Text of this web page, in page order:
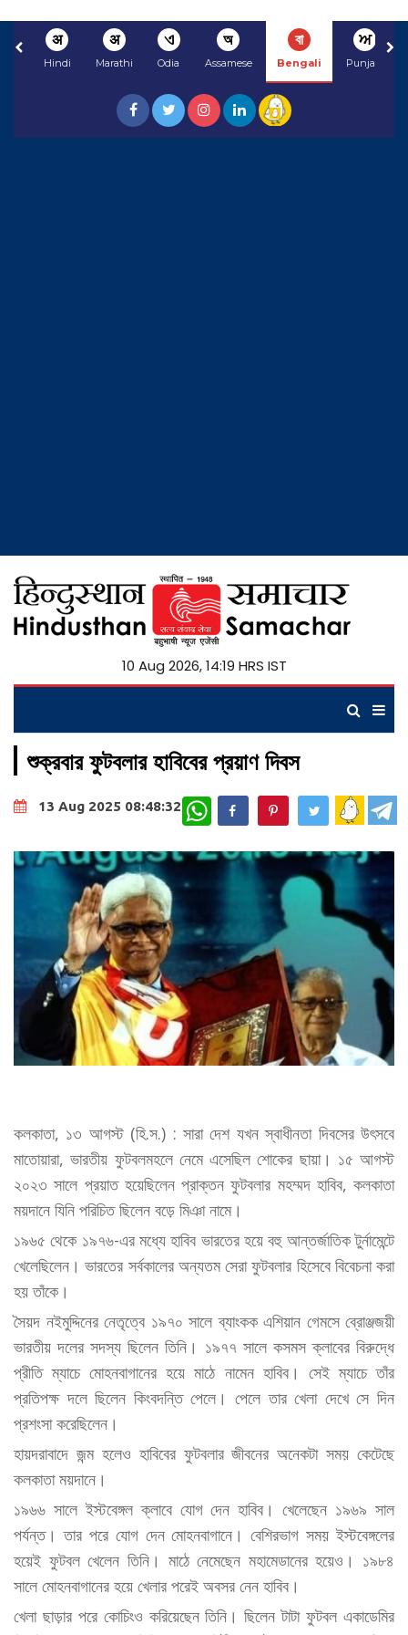
अ
Hindi
अ
Marathi
ଏ
Odia
অ
Assamese
বা
Bengali
ਅ
Punjabi
10 Aug 2026, 14:20 HRS IST
শুক্রবার ফুটবলার হাবিবের প্রয়াণ দিবস
13 Aug 2025 08:48:32 WhatsApp
কলকাতা, ১৩ আগস্ট (হি.স.) : সারা দেশ যখন স্বাধীনতা দিবসের উৎসবে
মাতোয়ারা, ভারতীয় ফুটবলমহলে নেমে এসেছিল শোকের ছায়া। ১৫ আগস্ট
২০২৩ সালে প্রয়াত হয়েছিলেন প্রাক্তন ফুটবলার মহম্মদ হাবিব, কলকাতা
ময়দানে যিনি পরিচিত ছিলেন বড়ে মিঞা নামে।
১৯৬৫ থেকে ১৯৭৬-এর মধ্যে হাবিব ভারতের হয়ে বহু আন্তর্জাতিক টুর্নামেন্টে
খেলেছিলেন। ভারতের সর্বকালের অন্যতম সেরা ফুটবলার হিসেবে বিবেচনা করা
হয় তাঁকে।
সৈয়দ নইমুদ্দিনের নেতৃত্বে ১৯৭০ সালে ব্যাংকক এশিয়ান গেমসে ব্রোঞ্জজয়ী
ভারতীয় দলের সদস্য ছিলেন তিনি। ১৯৭৭ সালে কসমস ক্লাবের বিরুদ্ধে
প্রীতি ম্যাচে মোহনবাগানের হয়ে মাঠে নামেন হাবিব। সেই ম্যাচে তাঁর
প্রতিপক্ষ দলে ছিলেন কিংবদন্তি পেলে। পেলে তার খেলা দেখে সে দিন
প্রশংসা করেছিলেন।
হায়দরাবাদে জন্ম হলেও হাবিবের ফুটবলার জীবনের অনেকটা সময় কেটেছে
কলকাতা ময়দানে।
১৯৬৬ সালে ইস্টবেঙ্গল ক্লাবে যোগ দেন হাবিব। খেলেছেন ১৯৬৯ সাল
পর্যন্ত। তার পরে যোগ দেন মোহনবাগানে। বেশিরভাগ সময় ইস্টবেঙ্গলের
হয়েই ফুটবল খেলেন তিনি। মাঠে নেমেছেন মহামেডানের হয়েও। ১৯৮৪
সালে মোহনবাগানের হয়ে খেলার পরেই অবসর নেন হাবিব।
খেলা ছাড়ার পরে কোচিংও করিয়েছেন তিনি। ছিলেন টাটা ফুটবল একাডেমির